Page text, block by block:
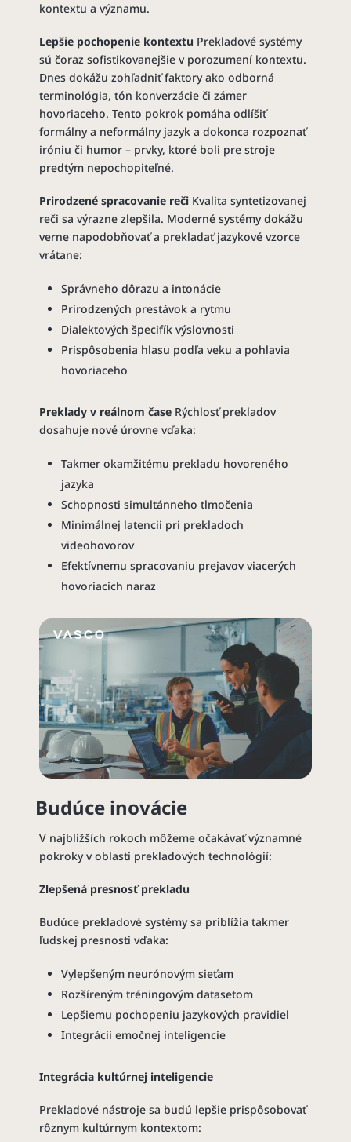
kontextu a významu.
Lepšie pochopenie kontextu Prekladové systémy
sú čoraz sofistikovanejšie v porozumení kontextu.
Dnes dokážu zohľadniť faktory ako odborná
terminológia, tón konverzácie či zámer
hovoriaceho. Tento pokrok pomáha odlíšiť
formálny a neformálny jazyk a dokonca rozpoznať
iróniu či humor – prvky, ktoré boli pre stroje
predtým nepochopiteľné.
Prirodzené spracovanie reči Kvalita syntetizovanej
reči sa výrazne zlepšila. Moderné systémy dokážu
verne napodobňovať a prekladať jazykové vzorce
vrátane:
Správneho dôrazu a intonácie
Prirodzených prestávok a rytmu
Dialektových špecifík výslovnosti
Prispôsobenia hlasu podľa veku a pohlavia
hovoriaceho
Preklady v reálnom čase Rýchlosť prekladov
dosahuje nové úrovne vďaka:
Takmer okamžitému prekladu hovoreného
jazyka
Schopnosti simultánneho tlmočenia
Minimálnej latencii pri prekladoch
videohovorov
Efektívnemu spracovaniu prejavov viacerých
hovoriacich naraz
Budúce inovácie
V najbližších rokoch môžeme očakávať významné
pokroky v oblasti prekladových technológií:
Zlepšená presnosť prekladu
Budúce prekladové systémy sa priblížia takmer
ľudskej presnosti vďaka:
Vylepšeným neurónovým sieťam
Rozšíreným tréningovým datasetom
Lepšiemu pochopeniu jazykových pravidiel
Integrácii emočnej inteligencie
Integrácia kultúrnej inteligencie
Prekladové nástroje sa budú lepšie prispôsobovať
rôznym kultúrnym kontextom: